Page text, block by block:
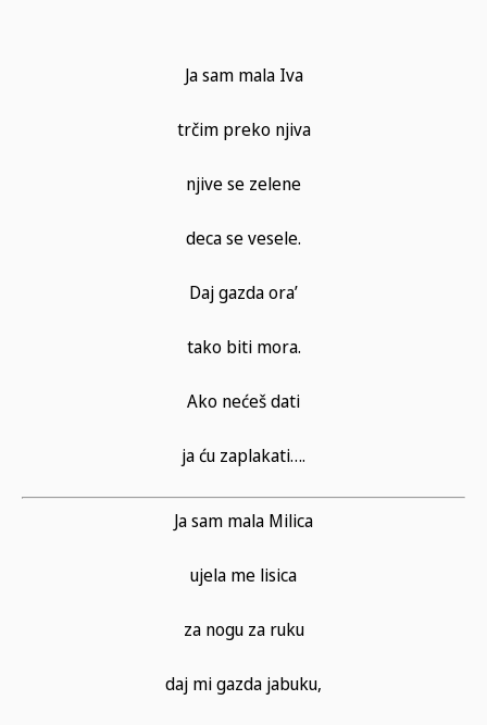
Ja sam mala Iva
trčim preko njiva
njive se zelene
deca se vesele.
Daj gazda ora’
tako biti mora.
Ako nećeš dati
ja ću zaplakati….
Ja sam mala Milica
ujela me lisica
za nogu za ruku
daj mi gazda jabuku,